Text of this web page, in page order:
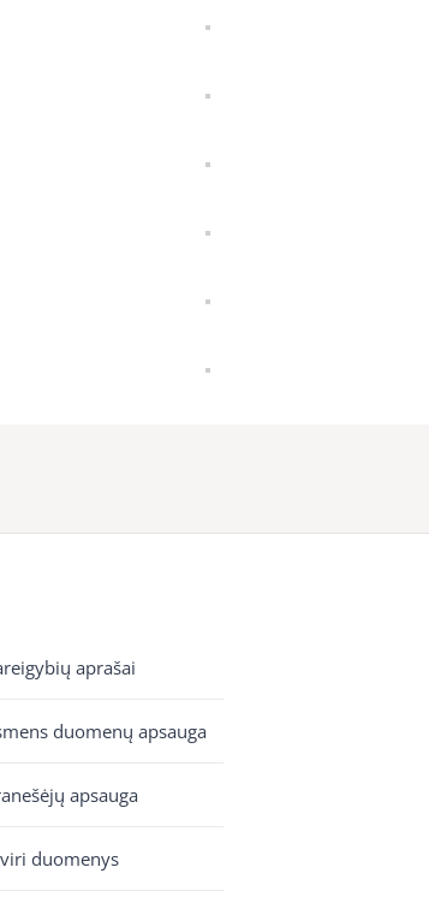
aprašai
duomenų apsauga
apsauga
duomenys